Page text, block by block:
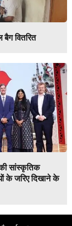
बैग वितरित
सांस्कृतिक
के जरिए दिखाने के